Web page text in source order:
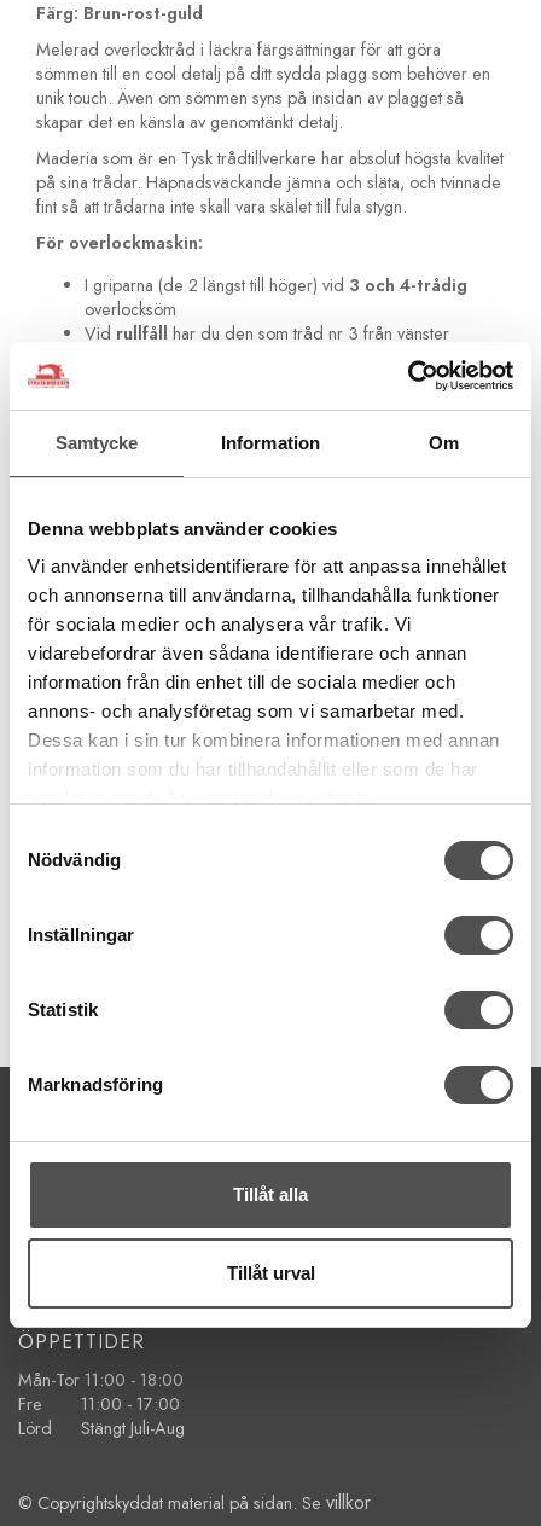
Samtycke Information Om
Denna webbplats använder cookies
Vi använder enhetsidentifierare för att anpassa innehållet
och annonserna till användarna, tillhandahålla funktioner
för sociala medier och analysera vår trafik. Vi
vidarebefordrar även sådana identifierare och annan
information från din enhet till de sociala medier och
annons- och analysföretag som vi samarbetar med.
Dessa kan i sin tur kombinera informationen med annan
information som du har tillhandahållit eller som de har
Nödvändig
Inställningar
Statistik
Marknadsföring
Tillåt alla
Tillåt urval
Färg: Brun-rost-guld
Melerad overlocktråd i läckra färgsättningar för att göra
sömmen till en cool detalj på ditt sydda plagg som behöver en
unik touch. Även om sömmen syns på insidan av plagget så
skapar det en känsla av genomtänkt detalj.
Maderia som är en Tysk trådtillverkare har absolut högsta kvalitet
på sina trådar. Häpnadsväckande jämna och släta, och tvinnade
fint så att trådarna inte skall vara skälet till fula stygn.
För overlockmaskin:
I griparna (de 2 längst till höger) vid 3 och 4-trådig
overlocksöm
Vid rullfåll har du den som tråd nr 3 från vänster
För Covermaskinen om du vill ha den som nåltrådar. 1, 2
dina plagg. Du kan använda en overlocktråd där, men vi
rekommenderar t ex enn flossad tråd som fyller ut mer.
Det är den 4:e tråden fr. vänster som du skall byta då.
100% polyester
Grovlek 125 wt
Krymper inte
1200 m miniking
Oeko-Tex certifierad
Artikelnummer:
kontakt@symaskinsboden.se
ÖPPETTIDER
Mån-Tor 11:00 - 18:00
Fre 11:00 - 17:00
Lörd Stängt Juli-Aug
© Copyrightskyddat material på sidan. Se villkor